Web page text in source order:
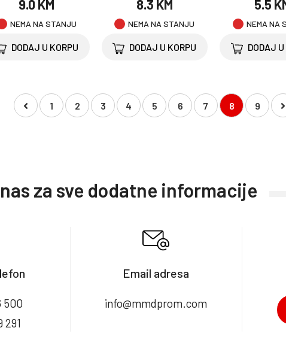
9.0 KM
NEMA NA STANJU
DODAJ U KORPU
8.3 KM
NEMA NA STANJU
DODAJ U KORPU
5.5
NEMA NA
DODAJ U
1 2 3 4 5 6 7 8 9
za sve dodatne informacije
500
291
Email adresa
info@mmdprom.com